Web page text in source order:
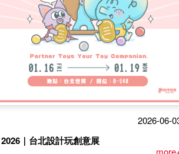
2026-06-
▍2026｜台北設計玩創意展